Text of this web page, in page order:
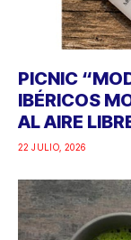
PICNIC
IBÉRICOS
AL AIRE
22 JULIO, 2026